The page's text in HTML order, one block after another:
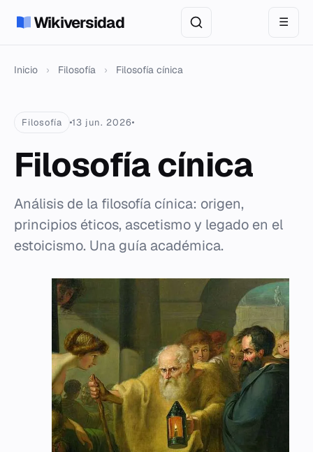
Wikiversidad ☰
Inicio › Filosofía › Filosofía cínica
Filosofía 13 jun. 2026
Filosofía cínica
Análisis de la filosofía cínica: origen,
principios éticos, ascetismo y legado en el
estoicismo. Una guía académica.